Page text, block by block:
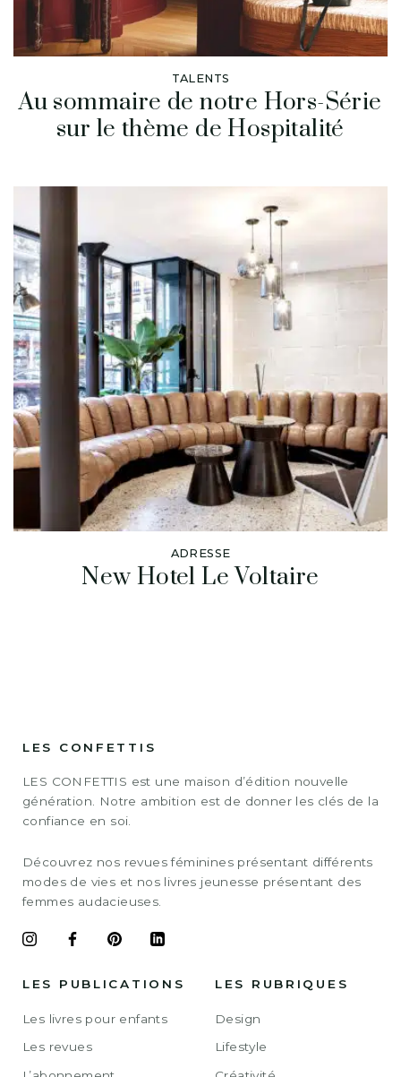
TALENTS
Au sommaire de notre Hors-Série
sur le thème de Hospitalité
ADRESSE
New Hotel Le Voltaire
LES CONFETTIS
LES CONFETTIS est une maison d’édition nouvelle
génération. Notre ambition est de donner les clés de la
confiance en soi.
Découvrez nos revues féminines présentant différents
modes de vies et nos livres jeunesse présentant des
femmes audacieuses.
LES PUBLICATIONS
Les livres pour enfants
Les revues
LES RUBRIQUES
Design
Lifestyle